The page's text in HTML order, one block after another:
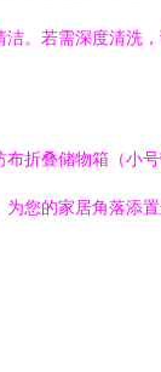
洁。若需深度清洗
折叠储物箱（小
您的家居角落添